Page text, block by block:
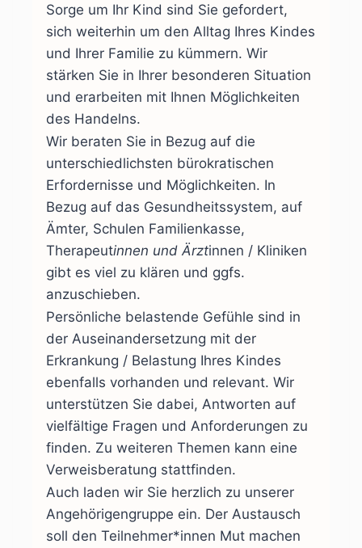
Sorge um Ihr Kind sind Sie gefordert,
sich weiterhin um den Alltag Ihres Kindes
und Ihrer Familie zu kümmern. Wir
stärken Sie in Ihrer besonderen Situation
und erarbeiten mit Ihnen Möglichkeiten
des Handelns.
Wir beraten Sie in Bezug auf die
unterschiedlichsten bürokratischen
Erfordernisse und Möglichkeiten. In
Bezug auf das Gesundheitssystem, auf
Ämter, Schulen Familienkasse,
Therapeutinnen und Ärztinnen / Kliniken
gibt es viel zu klären und ggfs.
anzuschieben.
Persönliche belastende Gefühle sind in
der Auseinandersetzung mit der
Erkrankung / Belastung Ihres Kindes
ebenfalls vorhanden und relevant. Wir
unterstützen Sie dabei, Antworten auf
vielfältige Fragen und Anforderungen zu
finden. Zu weiteren Themen kann eine
Verweisberatung stattfinden.
Auch laden wir Sie herzlich zu unserer
Angehörigengruppe ein. Der Austausch
soll den Teilnehmer*innen Mut machen